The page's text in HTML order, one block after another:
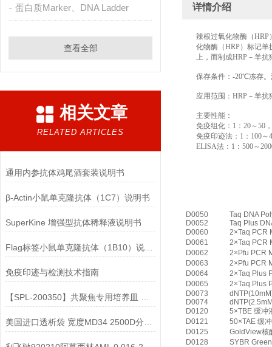
蛋白质Marker、DNA Ladder
查看全部
相关文章
RELATED ARTICLES
通用内参抗体鸡尾酒套装说明书
β-Actin小鼠单克隆抗体（1C7）说明书
SuperKine 增强型抗体稀释液说明书
Flag标签小鼠单克隆抗体（1B10）说明书
免疫印迹与检测技术指南
详情介绍
辣根过氧化物酶（
化物酶（HRP）标记羊
上，而制成HRP－羊抗
保存条件：-20℃冻存。
应用范围：HRP－羊抗
主要性能：
免疫组化：1：20～50
免疫印迹法：1：100～
ELISA法：1：500～
D0050
Taq DNA
D0052
Taq Plus
D0060
2×Taq PCR
D0061
2×Taq PCR
D0062
2×Pfu PCR
D0063
2×Pfu PCR
D0064
2×Taq Plus
D0065
2×Taq Plus
D0073
D0074
D0120
5×TBE 缓冲
D0121
50×TAE 缓
D0125
GoldView核
D0128
SYBR